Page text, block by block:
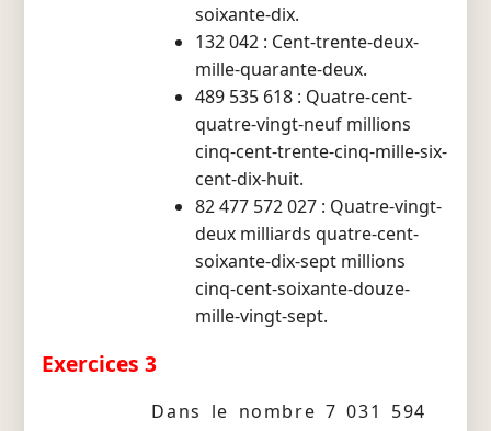
soixante-dix.
132 042 : Cent-trente-deux-
mille-quarante-deux.
489 535 618 : Quatre-cent-
quatre-vingt-neuf millions
cinq-cent-trente-cinq-mille-six-
cent-dix-huit.
82 477 572 027 : Quatre-vingt-
deux milliards quatre-cent-
soixante-dix-sept millions
cinq-cent-soixante-douze-
mille-vingt-sept.
Exercices 3
Dans le nombre 7 031 594